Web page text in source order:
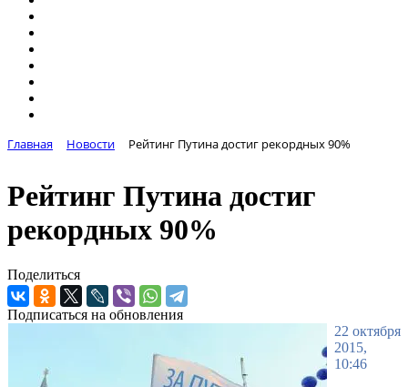
Главная Новости Рейтинг Путина достиг рекордных 90%
Рейтинг Путина достиг
рекордных 90%
Поделиться
Подписаться на обновления
22 октября
2015,
10:46